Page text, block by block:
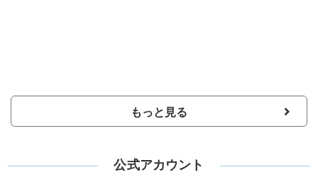
もっと見る
公式アカウント